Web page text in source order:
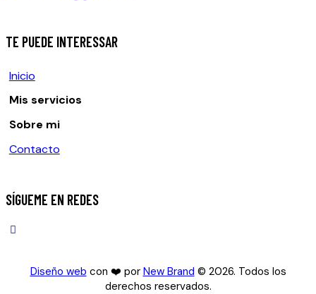
TE PUEDE INTERESSAR
Inicio
Mis servicios
Sobre mi
Contacto
SÍGUEME EN REDES
Diseño web con ❤️ por New Brand © 2026. Todos los
derechos reservados.